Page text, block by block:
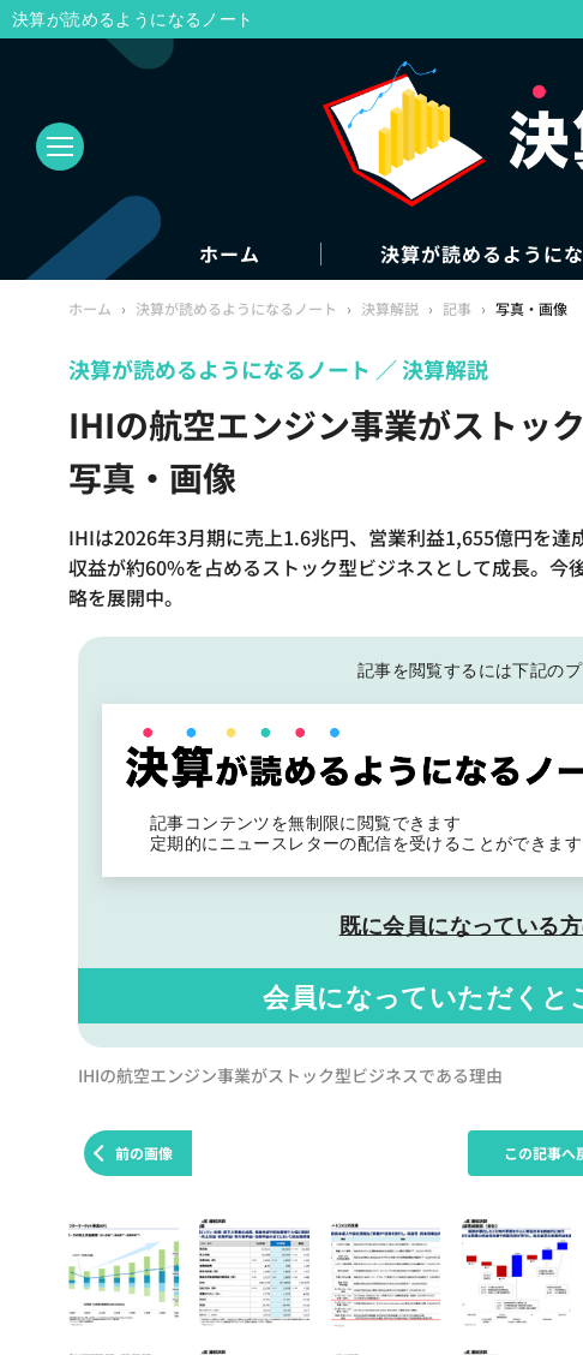
ホーム 決算が読めるように
ホーム › 決算が読めるようになるノート › 決算解説 › 記事 › 写真・画像
IHIの航空エンジン事業がストッ
写真・画像
IHIは2026年3月期に売上1.6兆円、営業利益1,655億円を
収益が約60%を占めるストック型ビジネスとして成長。
略を展開中。
決算が読めるようになるノート 決算解説
記事を閲覧するには下記の
記事コンテンツを無制限に閲覧できます
定期的にニュースレターの配信を受けることができます
既に会員になっている
会員になっていただくと
IHIの航空エンジン事業がストック型ビジネスである理由
前の画像 この記事へ
決算が読めるようになるノート